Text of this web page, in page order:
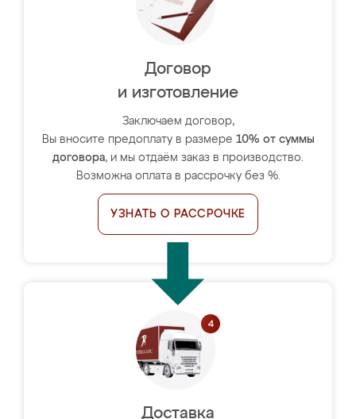
Договор
и изготовление
Заключаем договор,
Вы вносите предоплату в размере 10% от суммы
договора, и мы отдаём заказ в производство.
Возможна оплата в рассрочку без %.
УЗНАТЬ О РАССРОЧКЕ
Доставка